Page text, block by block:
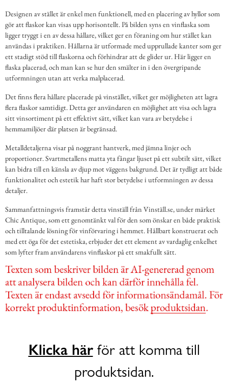
Designen av stället är enkel men funktionell, med en placering av hyllor som
gör att flaskor kan visas upp horisontellt. På bilden syns en vinflaska som
ligger tryggt i en av dessa hållare, vilket ger en föraning om hur stället kan
användas i praktiken. Hållarna är utformade med upprullade kanter som ger
ett stadigt stöd till flaskorna och förhindrar att de glider ur. Här ligger en
flaska placerad, och man kan se hur den smälter in i den övergripande
utformningen utan att verka malplacerad.
Det finns flera hållare placerade på vinstället, vilket ger möjligheten att lagra
flera flaskor samtidigt. Detta ger användaren en möjlighet att visa och lagra
sitt vinsortiment på ett effektivt sätt, vilket kan vara av betydelse i
hemmamiljöer där platsen är begränsad.
Metalldetaljerna visar på noggrant hantverk, med jämna linjer och
proportioner. Svartmetallens matta yta fångar ljuset på ett subtilt sätt, vilket
kan bidra till en känsla av djup mot väggens bakgrund. Det är tydligt att både
funktionalitet och estetik har haft stor betydelse i utformningen av dessa
detaljer.
Sammanfattningsvis framstår detta vinställ från Vinställ.se, under märket
Chic Antique, som ett genomtänkt val för den som önskar en både praktisk
och tilltalande lösning för vinförvaring i hemmet. Hållbart konstruerat och
med ett öga för det estetiska, erbjuder det ett element av vardaglig enkelhet
som lyfter fram användarens vinflaskor på ett smakfullt sätt.
Klicka härför att komma till
produktsidan.